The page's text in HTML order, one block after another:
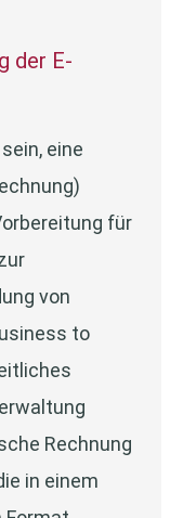
der E-
eine
für
von
to
Rechnung
in einem